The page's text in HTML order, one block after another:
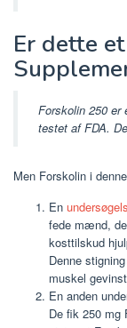
Er dette
Forskolin 250
testet af FDA.
Men Forskolin i
En
fede mænd,
kosttilskud
Denne
muskel
En anden
De fik 250 mg